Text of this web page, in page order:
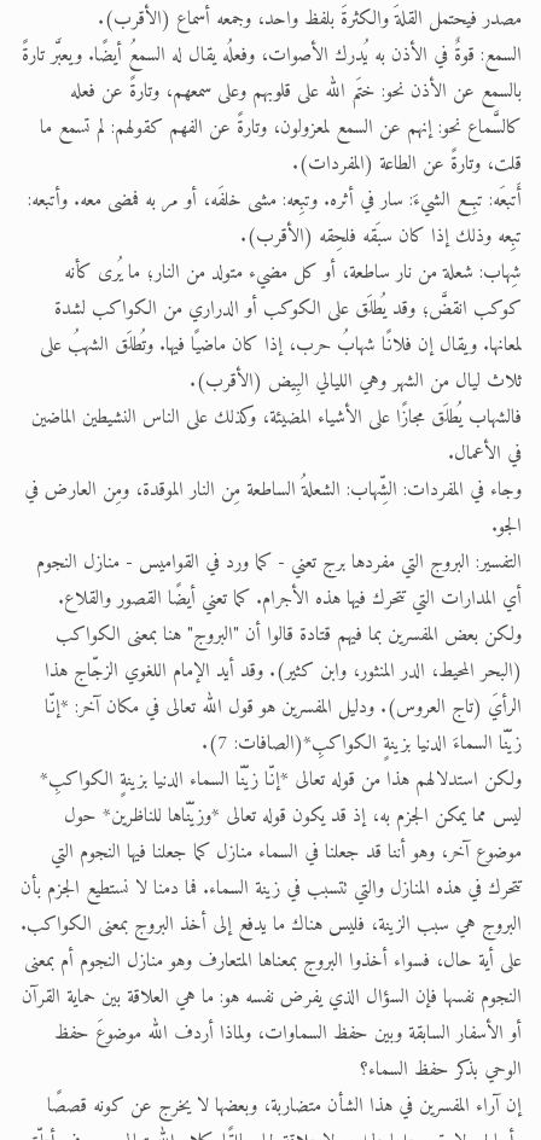
مصدر فيحتمل القلةَ والكثرةَ بلفظ واحد، وجمعه أسماع (الأقرب).
السمع: قوةٌ في الأذن به يُدرك الأصوات، وفعلُه يقال له السمعُ أيضًا. ويعبَّر تارةً
بالسمع عن الأذن نحو: ختَم الله على قلوبهم وعلى سمعهم، وتارةً عن فعله
كالسَّماع نحو: إنهم عن السمع لمعزولون، وتارةً عن الفهم كقولهم: لم تسمع ما
قلت، وتارةً عن الطاعة (المفردات).
أَتبعَه: تبِع الشيءَ: سار في أثره. وتبِعه: مشى خلفَه، أو مر به فمضى معه. وأتبعه:
تبِعه وذلك إذا كان سبَقه فلحِقه (الأقرب).
شِهاب: شعلة من نار ساطعة، أو كل مضيء متولد من النار؛ ما يُرى كأنه
كوكب انقضَّ؛ وقد يُطلَق على الكوكب أو الدراري من الكواكب لشدة
لمعانها. ويقال إن فلانًا شهابُ حرب، إذا كان ماضيًا فيها. وتُطلَق الشهبُ على
ثلاث ليال من الشهر وهي الليالي البِيض (الأقرب).
فالشهاب يُطلَق مجازًا على الأشياء المضيئة، وكذلك على الناس النشيطين الماضين
في الأعمال.
وجاء في المفردات: الشِّهاب: الشعلةُ الساطعة مِن النار الموقدة، ومِن العارض في
الجو.
التفسير: البروج التي مفردها برج تعني - كما ورد في القواميس - منازل النجوم
أي المدارات التي تتحرك فيها هذه الأجرام. كما تعني أيضًا القصور والقلاع.
ولكن بعض المفسرين بما فيهم قتادة قالوا أن "البروج" هنا بمعنى الكواكب
(البحر المحيط، الدر المنثور، وابن كثير). وقد أيد الإمام اللغوي الزجّاج هذا
الرأيَ (تاج العروس). ودليل المفسرين هو قول الله تعالى في مكان آخر: *إنّا
زيّنّا السماءَ الدنيا بزينةٍ الكواكبِ*(الصافات: 7).
ولكن استدلالهم هذا من قوله تعالى *إنّا زيّنّا السماء الدنيا بزينةٍ الكواكبِ*
ليس مما يمكن الجزم به، إذ قد يكون قوله تعالى *وزيّنّاها للناظرين* حول
موضوع آخر، وهو أننا قد جعلنا في السماء منازل كما جعلنا فيها النجوم التي
تتحرك في هذه المنازل والتي تتسبب في زينة السماء. فما دمنا لا نستطيع الجزم بأن
البروج هي سبب الزينة، فليس هناك ما يدفع إلى أخذ البروج بمعنى الكواكب.
على أية حال، فسواء أخذوا البروج بمعناها المتعارف وهو منازل النجوم أم بمعنى
النجوم نفسها فإن السؤال الذي يفرض نفسه هو: ما هي العلاقة بين حماية القرآن
أو الأسفار السابقة وبين حفظ السماوات، ولماذا أردف الله موضوعَ حفظ
الوحي بذكر حفظ السماء؟
إن آراء المفسرين في هذا الشأن متضاربة، وبعضها لا يخرج عن كونه قصصًا